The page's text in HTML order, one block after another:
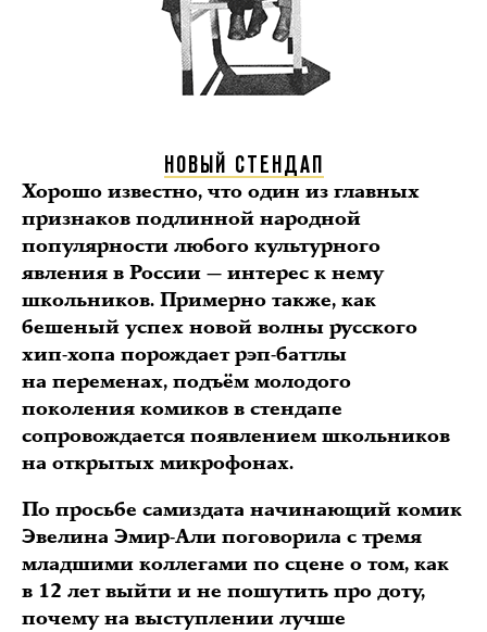
НОВЫЙ СТЕНДАП
Хорошо известно, что один из главных
признаков подлинной народной
популярности любого культурного
явления в России — интерес к нему
школьников. Примерно также, как
бешеный успех новой волны русского
хип-хопа порождает рэп-баттлы
на переменах, подъём молодого
поколения комиков в стендапе
сопровождается появлением школьников
на открытых микрофонах.
По просьбе самиздата начинающий комик
Эвелина Эмир-Али поговорила с тремя
младшими коллегами по сцене о том, как
в 12 лет выйти и не пошутить про доту,
почему на выступлении лучше